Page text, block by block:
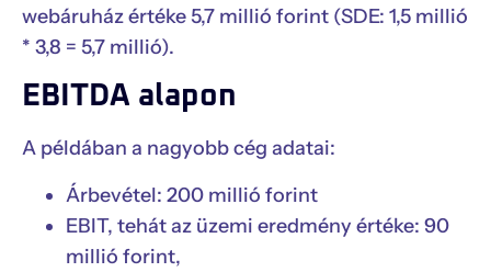
webáruház értéke 5,7 millió forint (SDE: 1,5 millió
* 3,8 = 5,7 millió).
EBITDA alapon
A példában a nagyobb cég adatai:
Árbevétel: 200 millió forint
EBIT, tehát az üzemi eredmény értéke: 90
millió forint,